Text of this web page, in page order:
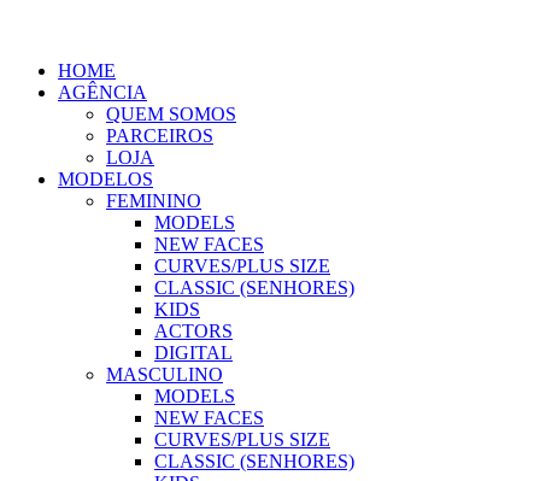
HOME
AGÊNCIA
QUEM SOMOS
PARCEIROS
LOJA
MODELOS
FEMININO
MODELS
NEW FACES
CURVES/PLUS SIZE
CLASSIC (SENHORES)
KIDS
ACTORS
DIGITAL
MASCULINO
MODELS
NEW FACES
CURVES/PLUS SIZE
CLASSIC (SENHORES)